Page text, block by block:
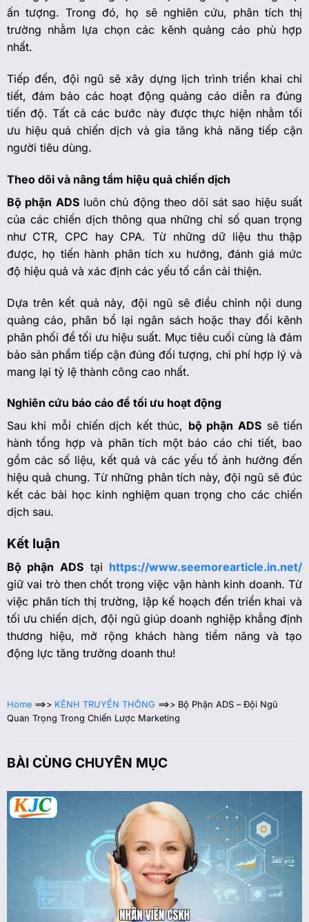
ấn tượng. Trong đó, họ sẽ nghiên cứu, phân tích thị
trường nhằm lựa chọn các kênh quảng cáo phù hợp
nhất.
Tiếp đến, đội ngũ sẽ xây dựng lịch trình triển khai chi
tiết, đảm bảo các hoạt động quảng cáo diễn ra đúng
tiến độ. Tất cả các bước này được thực hiện nhằm tối
ưu hiệu quả chiến dịch và gia tăng khả năng tiếp cận
người tiêu dùng.
Theo dõi và nâng tầm hiệu quả chiến dịch
Bộ phận ADSluôn chủ động theo dõi sát sao hiệu suất
của các chiến dịch thông qua những chỉ số quan trọng
như CTR, CPC hay CPA. Từ những dữ liệu thu thập
được, họ tiến hành phân tích xu hướng, đánh giá mức
độ hiệu quả và xác định các yếu tố cần cải thiện.
Dựa trên kết quả này, đội ngũ sẽ điều chỉnh nội dung
quảng cáo, phân bổ lại ngân sách hoặc thay đổi kênh
phân phối để tối ưu hiệu suất. Mục tiêu cuối cùng là đảm
bảo sản phẩm tiếp cận đúng đối tượng, chi phí hợp lý và
mang lại tỷ lệ thành công cao nhất.
Nghiên cứu báo cáo để tối ưu hoạt động
Sau khi mỗi chiến dịch kết thúc, bộ phận ADS sẽ tiến
hành tổng hợp và phân tích một báo cáo chi tiết, bao
gồm các số liệu, kết quả và các yếu tố ảnh hưởng đến
hiệu quả chung. Từ những phân tích này, đội ngũ sẽ đúc
kết các bài học kinh nghiệm quan trọng cho các chiến
dịch sau.
Kết luận
Bộ phận ADS tại https://www.seemorearticle.in.net/
giữ vai trò then chốt trong việc vận hành kinh doanh. Từ
việc phân tích thị trường, lập kế hoạch đến triển khai và
tối ưu chiến dịch, đội ngũ giúp doanh nghiệp khẳng định
thương hiệu, mở rộng khách hàng tiềm năng và tạo
động lực tăng trưởng doanh thu!
Home==>> KÊNH TRUYỀN THÔNG ==>> Bộ Phận ADS – Đội Ngũ
Quan Trọng Trong Chiến Lược Marketing
BÀI CÙNG CHUYÊN MỤC